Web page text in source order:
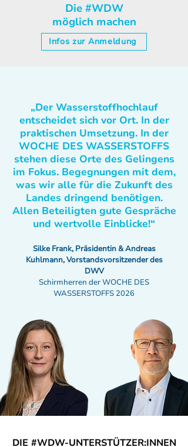
Die #WDW
möglich machen
Infos zur Anmeldung
„Der Wasserstoffhochlauf
entscheidet sich vor Ort. In der
praktischen Umsetzung. In der
WOCHE DES WASSERSTOFFS
stehen diese Orte des Gelingens
im Fokus. Begegnungen mit dem,
was wir alle für die Zukunft des
Landes dringend benötigen.
Allen Beteiligten gute Gespräche
und wertvolle Einblicke!“
Silke Frank, Präsidentin & Andreas
Kuhlmann, Vorstandsvorsitzender des
DWV
Schirmherren der WOCHE DES
WASSERSTOFFS 2026
DIE #WDW-UNTERSTÜTZER:INNEN